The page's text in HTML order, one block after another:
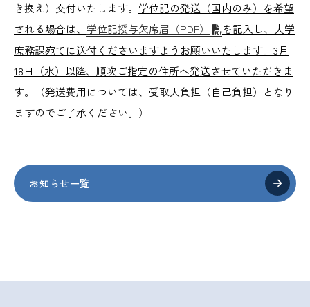
き換え）交付いたします。 学位記の発送（国内のみ）を希望
される場合は、 学位記授与欠席届（PDF）
を記入し、大学
庶務課宛てに送付くださいますようお願いいたします。3月
18日（水）以降、順次ご指定の住所へ発送させていただきま
す。
（発送費用については、受取人負担（自己負担）となり
ますのでご了承ください。）
お知らせ一覧